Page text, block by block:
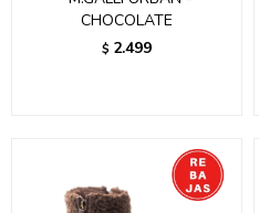
CHOCOLATE
$ 2.499